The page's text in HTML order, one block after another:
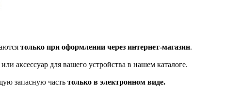
только при оформлении через интернет-магазин.
аксессуар для вашего устройства в нашем каталоге.
запасную часть только в электронном виде.